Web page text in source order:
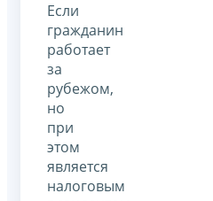
Если
гражданин
работает
за
рубежом,
но
при
этом
является
налоговым